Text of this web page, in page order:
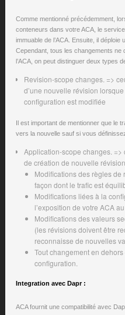
Comme mentionné précédemment,
conteneurs dans votre ACA, le
immuable de l’ACA. Ensuite, il
Cependant, tous les changements
l’ACA, on peut distinguer deux types
Revision-scope changes. =>
d’une nouvelle révision
configuration est modifiée
Il est important de mentionner que le
vers la nouvelle sauf si vous
Application-scope changes.
de création de nouvelle
Modifications des règles de
façon dont le trafic est
Modifications liées à la
l’exposition de votre ACA
Modifications des valeurs
(les révisions doivent être
reconnaisse de nouvelles
Tout changement en
configuration.
Integration avec Dapr :
ACA fournit une compatibilité avec